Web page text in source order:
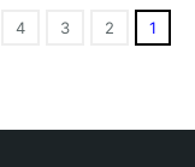
1
2
3
4